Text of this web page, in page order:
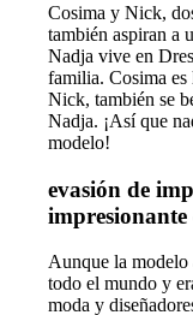
Cosima y Nick,
también aspiran a
Nadja vive en
familia. Cosima
Nick, también se
Nadja. ¡Así que
modelo!
evasión de
Aunque la modelo
todo el mundo y
moda y